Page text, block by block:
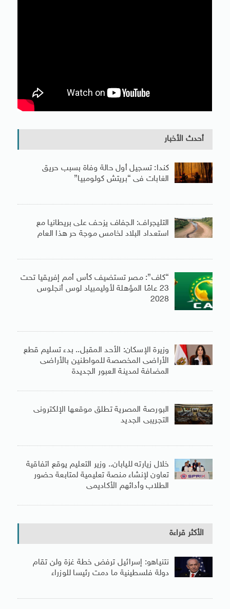
أحدث الأخبار
كندا: تسجيل أول حالة وفاة بسبب حريق
الغابات فى “بريتش كولومبيا”
التليجراف: الجفاف يزحف على بريطانيا مع
استعداد البلاد لخامس موجة حر هذا العام
“كاف”: مصر تستضيف كأس أمم إفريقيا تحت
23 عامًا المؤهلة لأوليمبياد لوس أنجلوس
2028
وزيرة الإسكان: الأحد المقبل.. بدء تسليم قطع
الأراضى المخصصة للمواطنين بالأراضى
المضافة لمدينة العبور الجديدة
البورصة المصرية تطلق موقعها الإلكترونى
التجريبى الجديد
خلال زيارته لليابان.. وزير التعليم يوقع اتفاقية
تعاون لإنشاء منصة تعليمية لمتابعة حضور
الطلاب وأدائهم الأكاديمى
الأكثر قراءة
نتنياهو: إسرائيل ترفض خطة غزة ولن تقام
دولة فلسطينية ما دمت رئيسا للوزراء